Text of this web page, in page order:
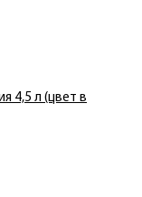
4,5 л (цвет в